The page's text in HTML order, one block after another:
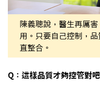
陳義聰說，醫生再厲
用。只要自己控制，
直整合。
Q：這樣品質才夠控管對吧